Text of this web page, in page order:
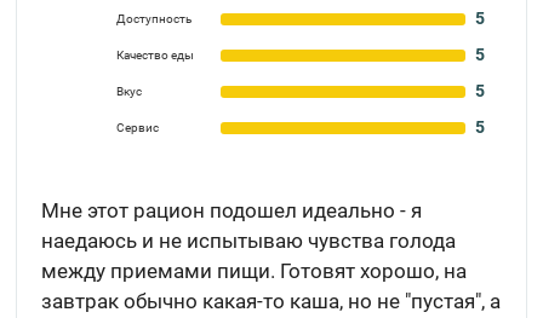
Доступность 5
Качество еды 5
Вкус 5
Сервис 5
Мне этот рацион подошел идеально - я
наедаюсь и не испытываю чувства голода
между приемами пищи. Готовят хорошо, на
завтрак обычно какая-то каша, но не "пустая", а